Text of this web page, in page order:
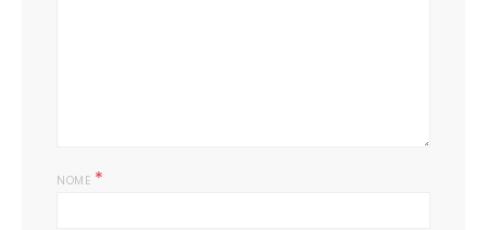
NOME *